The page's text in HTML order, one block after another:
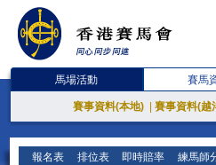
馬場活動 賽馬
賽事資料(本地) 賽事資料(越
報名表 排位表 即時賠率 練馬師